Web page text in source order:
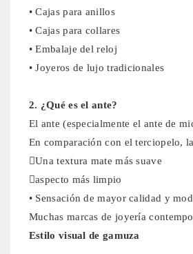
• Cajas para anillos
• Cajas para collares
• Embalaje del reloj
• Joyeros de lujo tradicionales
2. ¿Qué es el ante?
El ante (especialmente el ante de
En comparación con el terciopelo,
Una textura mate más suave
aspecto más limpio
• Sensación de mayor calidad y
Muchas marcas de joyería
Estilo visual de gamuza